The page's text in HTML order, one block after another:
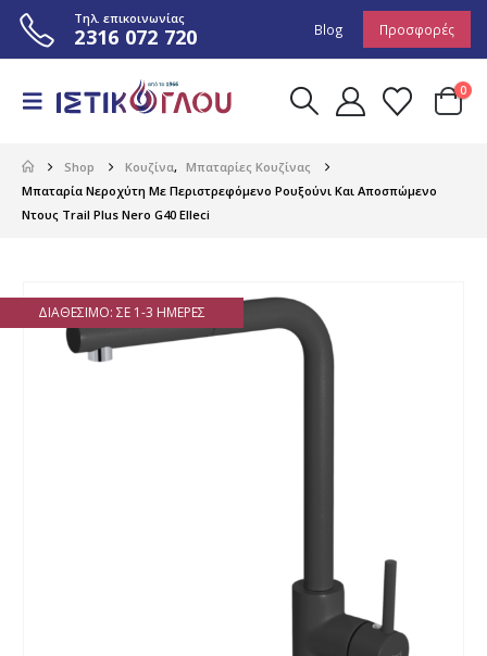
Τηλ. επικοινωνίας
2316 072 720 Blog Προσφορές
0
Shop Κουζίνα, Μπαταρίες Κουζίνας
Μπαταρία Νεροχύτη Με Περιστρεφόμενο Ρουξούνι Και Αποσπώμενο
Ντους Trail Plus Nero G40 Elleci
ΔΙΑΘΈΣΙΜΟ: ΣΕ 1-3 ΗΜΈΡΕΣ